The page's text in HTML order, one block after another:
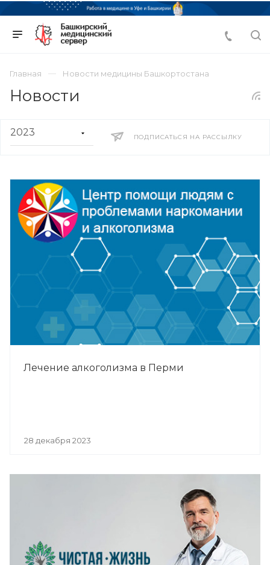
Главная Новости медицины Башкортостана
Новости
ПОДПИСАТЬСЯ НА РАССЫЛКУ
Лечение алкоголизма в Перми
28 декабря 2023